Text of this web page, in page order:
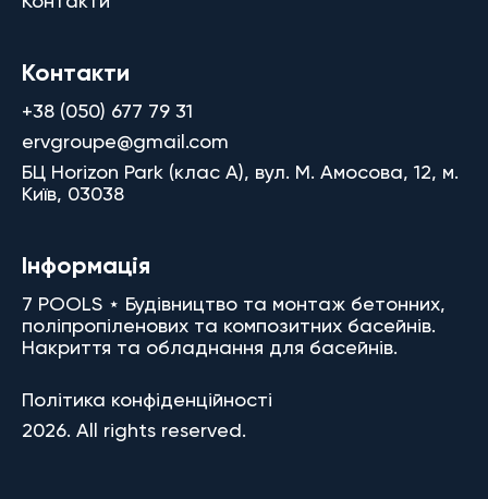
Контакти
+38 (050) 677 79 31
ervgroupe@gmail.com
БЦ Horizon Park (клас A), вул. М. Амосова, 12, м.
Київ, 03038
Інформація
7 POOLS ⋆ Будівництво та монтаж бетонних,
поліпропіленових та композитних басейнів.
Накриття та обладнання для басейнів.
Політика конфіденційності
2026. All rights reserved.